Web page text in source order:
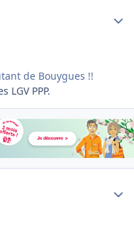
de Bouygues !!
LGV PPP.